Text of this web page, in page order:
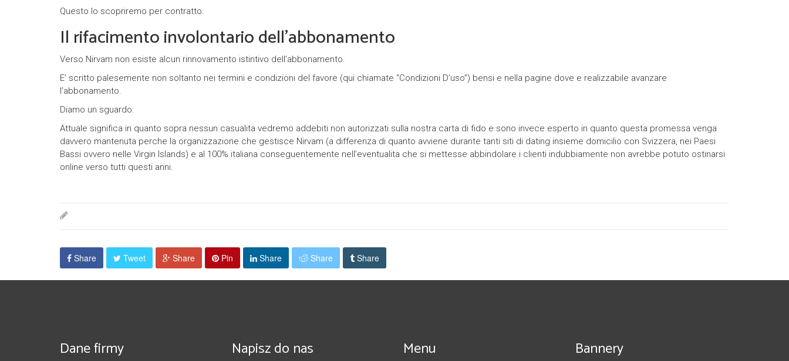
Questo lo scopriremo per contratto.
Il rifacimento involontario dell’abbonamento
Verso Nirvam non esiste alcun rinnovamento istintivo dell’abbonamento.
E’ scritto palesemente non soltanto nei termini e condizioni del favore (qui chiamate “Condizioni D’uso”) bensi e nella pagine dove e realizzabile avanzare
l’abbonamento.
Diamo un sguardo:
Attuale significa in quanto sopra nessun casualita vedremo addebiti non autorizzati sulla nostra carta di fido e sono invece esperto in quanto questa promessa venga
davvero mantenuta perche la organizzazione che gestisce Nirvam (a differenza di quanto avviene durante tanti siti di dating insieme domicilio con Svizzera, nei Paesi
Bassi ovvero nelle Virgin Islands) e al 100% italiana conseguentemente nell’eventualita che si mettesse abbindolare i clienti indubbiamente non avrebbe potuto ostinarsi
online verso tutti questi anni.
Share Tweet Share Pin Share Share Share
Dane firmy Napisz do nas Menu Bannery